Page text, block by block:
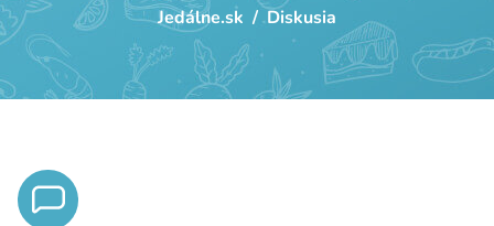
Jedálne.sk / Diskusia